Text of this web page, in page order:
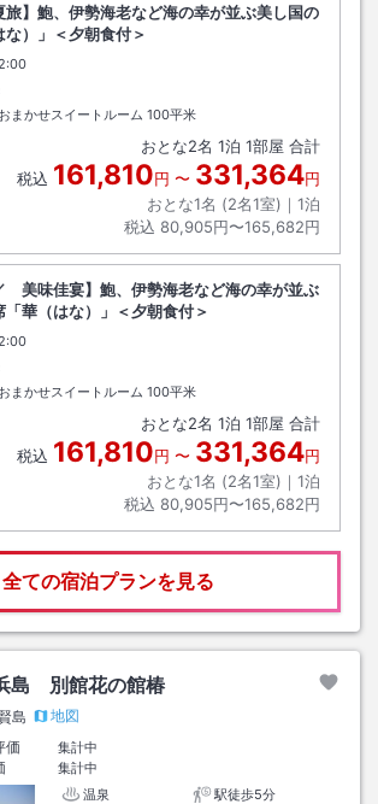
旅】鮑、伊勢海老など海の幸が並ぶ美し国の
）」＜夕朝食付＞
ェックアウト
まかせスイートルーム 100平米
おとな2名 1泊 1部屋 合計
税込 161,810円 〜 331,364円
おとな1名 (2名1室)｜ 1泊
税込 80,905円〜165,682円
美味佳宴】鮑、伊勢海老など海の幸が並ぶ
華（はな）」＜夕朝食付＞
ェックアウト
まかせスイートルーム 100平米
おとな2名 1泊 1部屋 合計
税込 161,810円 〜 331,364円
おとな1名 (2名1室)｜ 1泊
税込 80,905円〜165,682円
全ての宿泊プランを見る
島 別館花の館椿
島
地図
価
集計中
集計中
温泉
駅徒歩5分